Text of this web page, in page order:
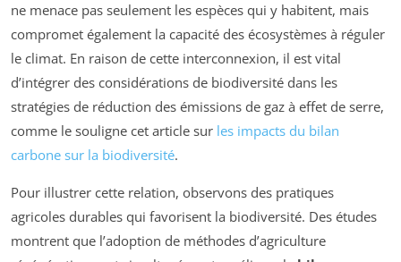
ne menace pas seulement les espèces qui y habitent, mais
compromet également la capacité des écosystèmes à réguler
le climat. En raison de cette interconnexion, il est vital
d’intégrer des considérations de biodiversité dans les
stratégies de réduction des émissions de gaz à effet de serre,
comme le souligne cet article sur les impacts du bilan
carbone sur la biodiversité.
Pour illustrer cette relation, observons des pratiques
agricoles durables qui favorisent la biodiversité. Des études
montrent que l’adoption de méthodes d’agriculture